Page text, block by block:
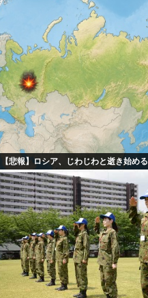
【悲報】ロシア、じわじわと逝き始める